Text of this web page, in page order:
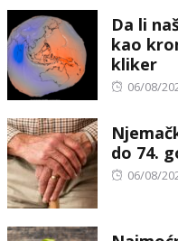
Da li
kao
kliker
Posted
06/08/
do 74.
Posted
06/08/